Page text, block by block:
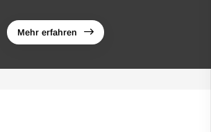
Mehr erfahren